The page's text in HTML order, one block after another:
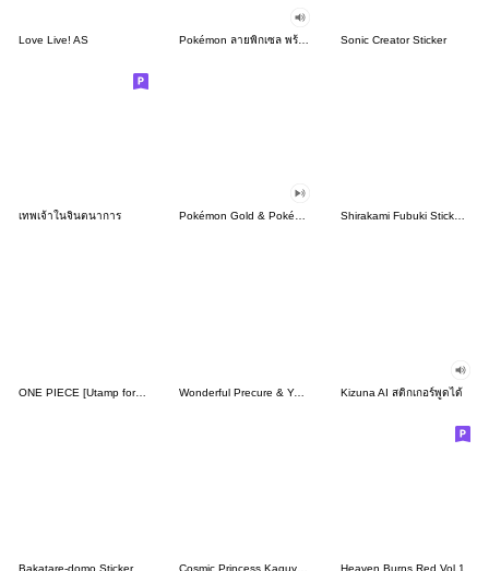
Love Live! AS Sonic Creator Sticker
เทพเจ้าในจินตนาการ Pokémon Gold & Pokémon Silver Shirakami Fubuki Sticker Vol.2
ONE PIECE [Utamp for Everyday Use] Wonderful Precure & You and Idol Precure Kizuna AI สติกเกอร์พูดได้
Bakatare-domo Sticker Heaven Burns Red Vol.1